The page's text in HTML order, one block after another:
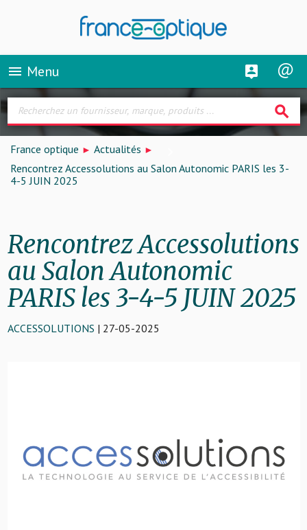
menu Menu
search
France optique
Actualités
Rencontrez Accessolutions au Salon Autonomic PARIS les 3-
4-5 JUIN 2025
Rencontrez Accessolutions
au Salon Autonomic
PARIS les 3-4-5 JUIN 2025
ACCESSOLUTIONS | 27-05-2025